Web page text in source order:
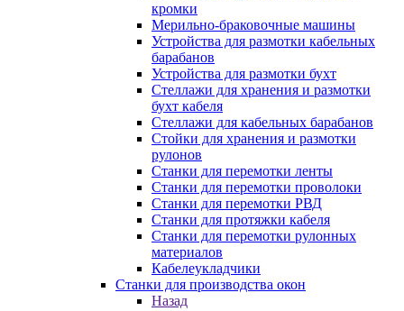
кромки
Мерильно-браковочные машины
Устройства для размотки кабельных
барабанов
Устройства для размотки бухт
Стеллажи для хранения и размотки
бухт кабеля
Стеллажи для кабельных барабанов
Стойки для хранения и размотки
рулонов
Станки для перемотки ленты
Станки для перемотки проволоки
Станки для перемотки РВД
Станки для протяжки кабеля
Станки для перемотки рулонных
материалов
Кабелеукладчики
Станки для производства окон
Назад